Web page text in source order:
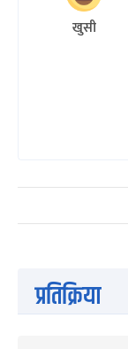
खुसी
प्रतिक्रिया